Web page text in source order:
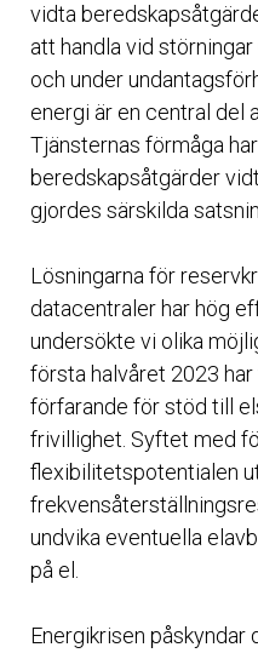
vidta
att handla vid
och under
energi är en central del
Tjänsternas förmåga
beredskapsåtgärder
gjordes särskilda
Lösningarna för
datacentraler har hög
undersökte vi olika
första halvåret 2023
förfarande för stöd till
frivillighet. Syftet med
flexibilitetspotentialen
undvika eventuella
på el.
Energikrisen påskyndar